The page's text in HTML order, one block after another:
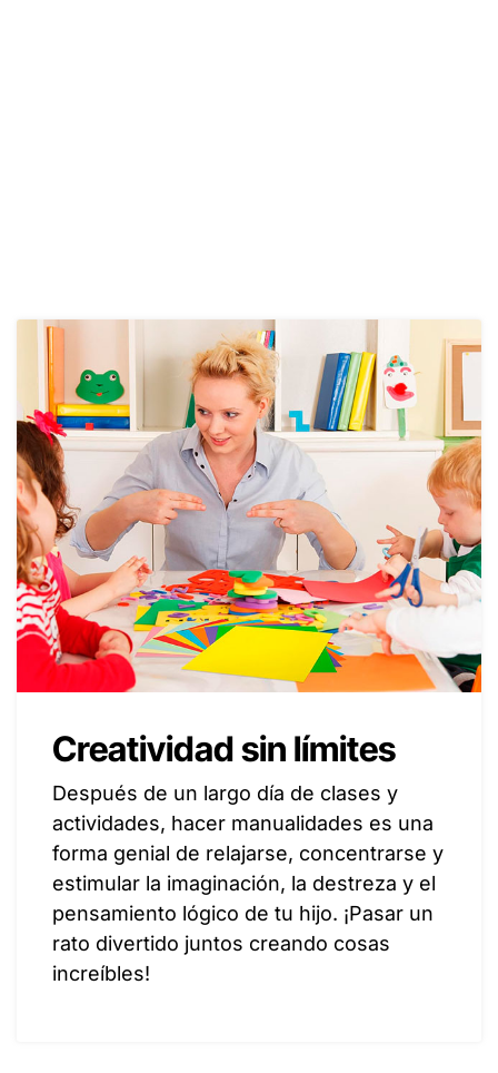
Creatividad sin límites
Después de un largo día de clases y
actividades, hacer manualidades es una
forma genial de relajarse, concentrarse y
estimular la imaginación, la destreza y el
pensamiento lógico de tu hijo. ¡Pasar un
rato divertido juntos creando cosas
increíbles!